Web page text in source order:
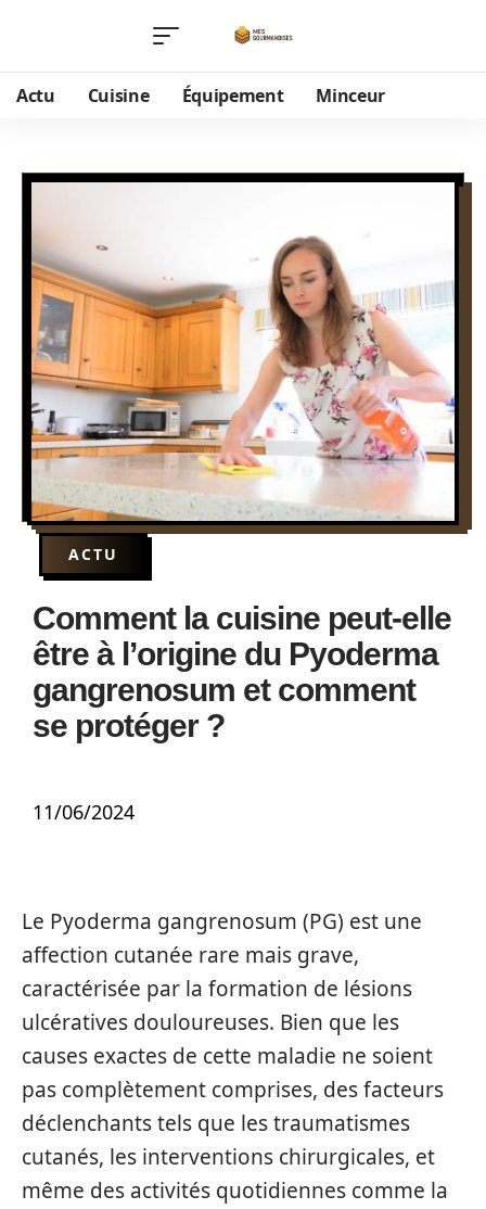
Actu Cuisine Équipement Minceur
ACTU
Comment la cuisine peut-elle
être à l’origine du Pyoderma
gangrenosum et comment
se protéger ?
11/06/2024
Le Pyoderma gangrenosum (PG) est une
affection cutanée rare mais grave,
caractérisée par la formation de lésions
ulcératives douloureuses. Bien que les
causes exactes de cette maladie ne soient
pas complètement comprises, des facteurs
déclenchants tels que les traumatismes
cutanés, les interventions chirurgicales, et
même des activités quotidiennes comme la